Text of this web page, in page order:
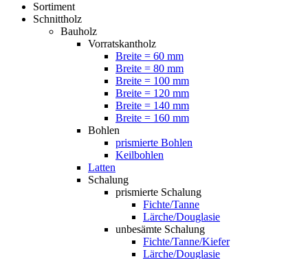
Sortiment
Schnittholz
Bauholz
Vorratskantholz
Breite = 60 mm
Breite = 80 mm
Breite = 100 mm
Breite = 120 mm
Breite = 140 mm
Breite = 160 mm
Bohlen
prismierte Bohlen
Keilbohlen
Latten
Schalung
prismierte Schalung
Fichte/Tanne
Lärche/Douglasie
unbesämte Schalung
Fichte/Tanne/Kiefer
Lärche/Douglasie